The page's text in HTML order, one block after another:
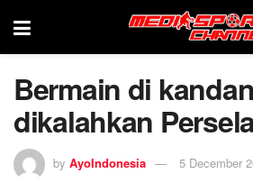
Bermain di
dikalahkan
by AyoIndonesia 5 December